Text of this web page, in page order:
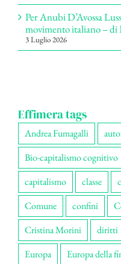
Per Anubi D’Avossa
movimento italiano – di
3 Luglio 2026
Effimera tags
Andrea Fumagalli
Bio-capitalismo cognitivo
capitalismo
classe
Comune
confini
Cristina Morini
diritti
Europa
Europa della